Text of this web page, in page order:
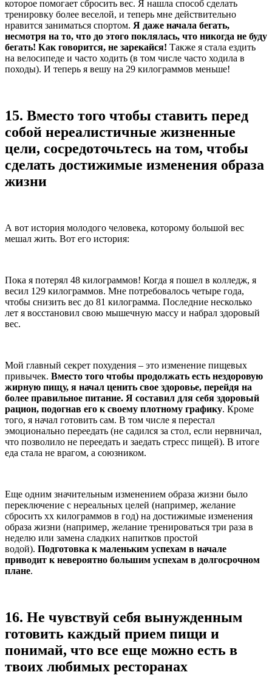
которое помогает сбросить вес. Я нашла способ сделать
тренировку более веселой, и теперь мне действительно
нравится заниматься спортом. Я даже начала бегать,
несмотря на то, что до этого поклялась, что никогда не буду
бегать! Как говорится, не зарекайся! Также я стала ездить
на велосипеде и часто ходить (в том числе часто ходила в
походы). И теперь я вешу на 29 килограммов меньше!
15. Вместо того чтобы ставить перед
собой нереалистичные жизненные
цели, сосредоточьтесь на том, чтобы
сделать достижимые изменения образа
жизни
А вот история молодого человека, которому большой вес
мешал жить. Вот его история:
Пока я потерял 48 килограммов! Когда я пошел в колледж, я
весил 129 килограммов. Мне потребовалось четыре года,
чтобы снизить вес до 81 килограмма. Последние несколько
лет я восстановил свою мышечную массу и набрал здоровый
вес.
Мой главный секрет похудения – это изменение пищевых
привычек. Вместо того чтобы продолжать есть нездоровую
жирную пищу, я начал ценить свое здоровье, перейдя на
более правильное питание. Я составил для себя здоровый
рацион, подогнав его к своему плотному графику. Кроме
того, я начал готовить сам. В том числе я перестал
эмоционально переедать (не садился за стол, если нервничал,
что позволило не переедать и заедать стресс пищей). В итоге
еда стала не врагом, а союзником.
Еще одним значительным изменением образа жизни было
переключение с нереальных целей (например, желание
сбросить хх килограммов в год) на достижимые изменения
образа жизни (например, желание тренироваться три раза в
неделю или замена сладких напитков простой
водой). Подготовка к маленьким успехам в начале
приводит к невероятно большим успехам в долгосрочном
плане.
16. Не чувствуй себя вынужденным
готовить каждый прием пищи и
понимай, что все еще можно есть в
твоих любимых ресторанах